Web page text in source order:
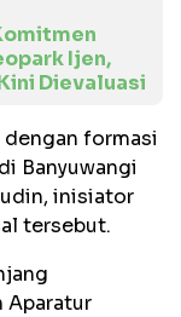
Ijen,
Dievaluasi
formasi
Banyuwangi
inisiator
tersebut.
Aparatur